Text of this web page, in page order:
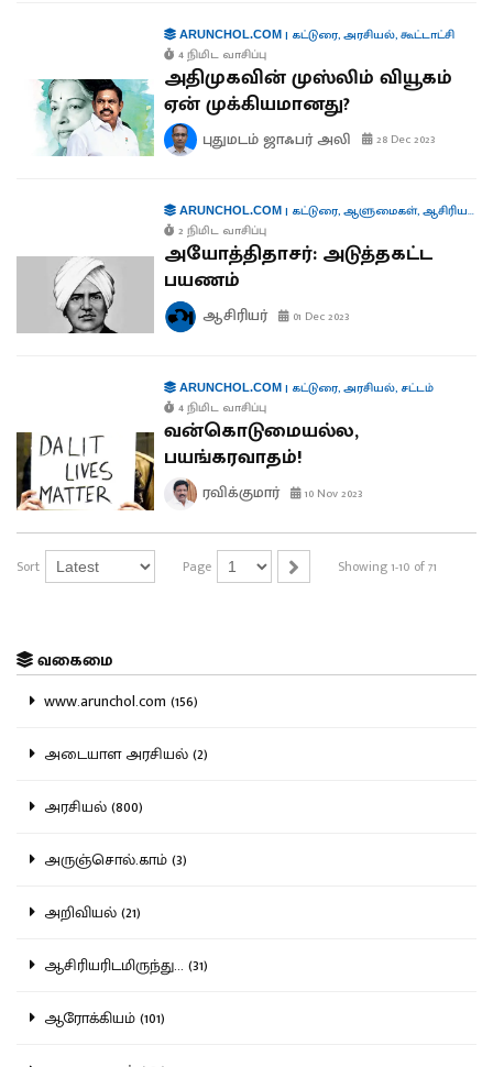
ARUNCHOL.COM| கட்டுரை,அரசியல்,கூட்டாட்சி
4 நிமிட வாசிப்பு
அதிமுகவின் முஸ்லிம் வியூகம்
ஏன் முக்கியமானது?
புதுமடம் ஜாஃபர் அலி 28 Dec 2023
ARUNCHOL.COM| கட்டுரை,ஆளுமைகள்,ஆசிரியரிடமிருந்து...
2 நிமிட வாசிப்பு
அயோத்திதாசர்: அடுத்தகட்ட
பயணம்
ஆசிரியர் 01 Dec 2023
ARUNCHOL.COM| கட்டுரை,அரசியல், சட்டம்
4 நிமிட வாசிப்பு
வன்கொடுமையல்ல,
பயங்கரவாதம்!
ரவிக்குமார் 10 Nov 2023
Sort Page Showing 1-10 of 71
வகைமை
www.arunchol.com (156)
அடையாள அரசியல் (2)
அரசியல் (800)
அருஞ்சொல்.காம் (3)
அறிவியல் (21)
ஆசிரியரிடமிருந்து... (31)
ஆரோக்கியம் (101)